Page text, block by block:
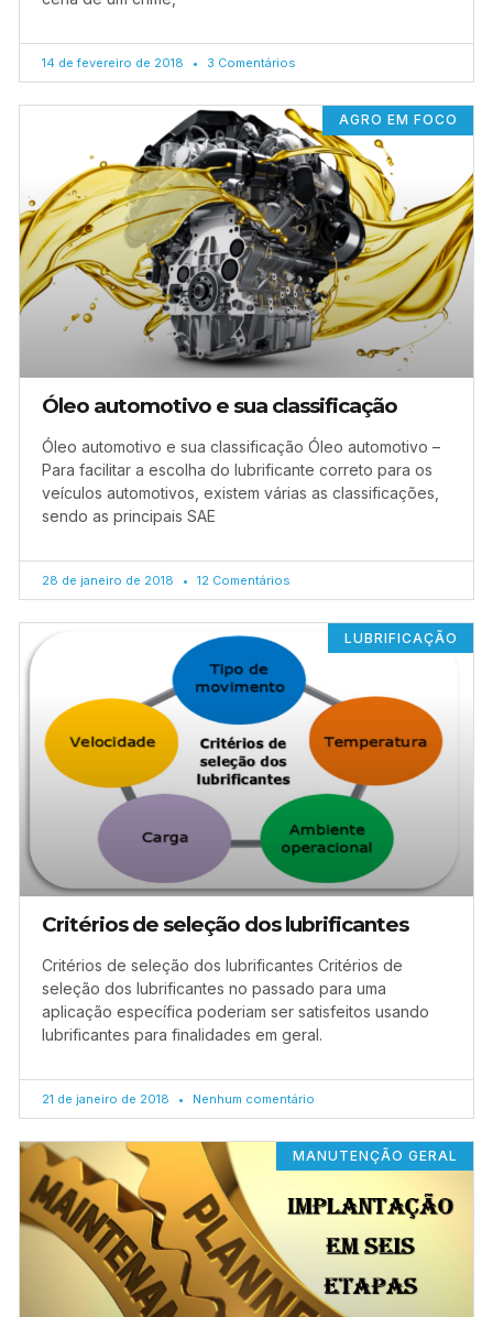
14 de fevereiro de 2018 3 Comentários
AGRO EM FOCO
Óleo automotivo e sua classificação
Óleo automotivo e sua classificação Óleo automotivo –
Para facilitar a escolha do lubrificante correto para os
veículos automotivos, existem várias as classificações,
sendo as principais SAE
28 de janeiro de 2018 12 Comentários
LUBRIFICAÇÃO
Critérios de seleção dos lubrificantes
Critérios de seleção dos lubrificantes Critérios de
seleção dos lubrificantes no passado para uma
aplicação específica poderiam ser satisfeitos usando
lubrificantes para finalidades em geral.
21 de janeiro de 2018 Nenhum comentário
MANUTENÇÃO GERAL